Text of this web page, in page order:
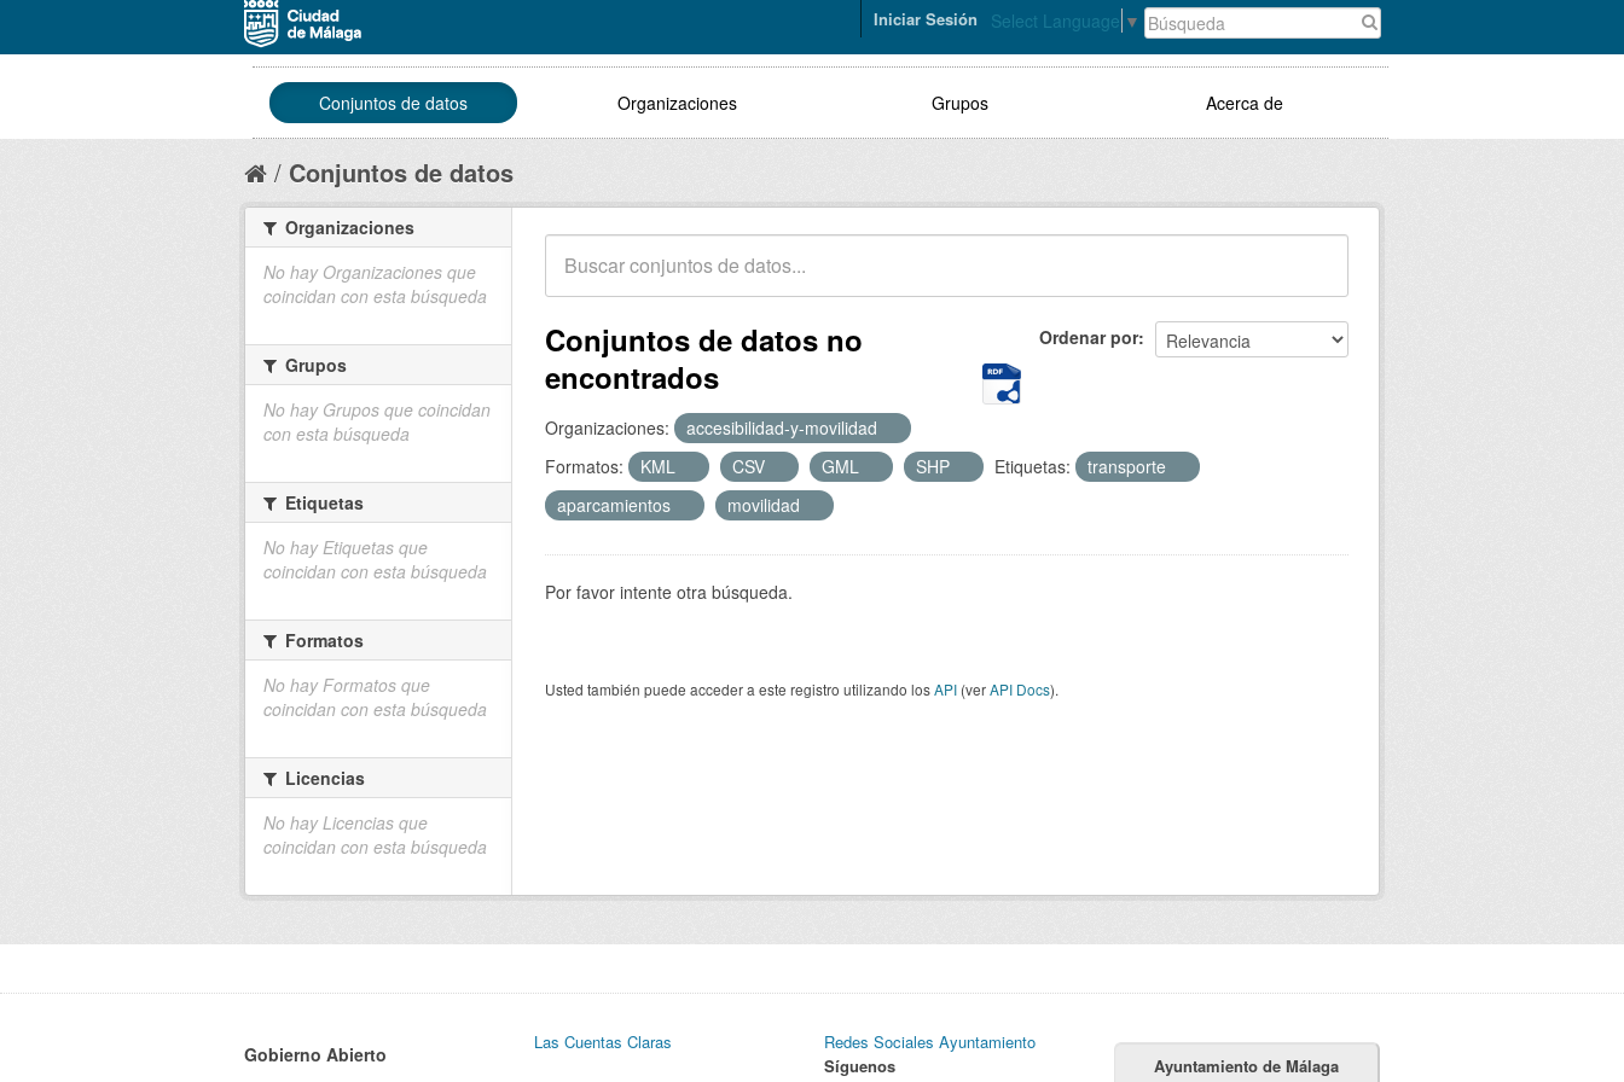
Select Language ▼
Iniciar Sesión
Conjuntos de datos Organizaciones Grupos Acerca de
Conjuntos de datos
Ordenar por
Conjuntos de datos no
encontrados
Organizaciones:
accesibilidad-y-movilidad
Formatos:
KML CSV GML SHP Etiquetas:
transporte
aparcamientos
movilidad
Por favor intente otra búsqueda.
Usted también puede acceder a este registro utilizando losAPI (verAPI Docs).
Organizaciones
No hay Organizaciones que
coincidan con esta búsqueda
Grupos
No hay Grupos que coincidan
con esta búsqueda
Etiquetas
No hay Etiquetas que
coincidan con esta búsqueda
Formatos
No hay Formatos que
coincidan con esta búsqueda
Licencias
No hay Licencias que
coincidan con esta búsqueda
Gobierno Abierto
Las Cuentas Claras
Redes Sociales Ayuntamiento
Síguenos
Ayuntamiento de Málaga